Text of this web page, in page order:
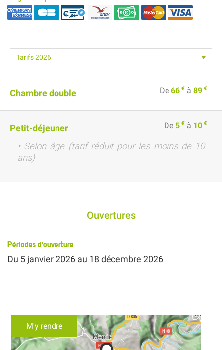
Chambre double De 66 € à 89 €
Petit-déjeuner De 5 € à 10 €
• Selon âge (tarif réduit pour les moins de 10
ans)
Ouvertures
Périodes d'ouverture
Du 5 janvier 2026 au 18 décembre 2026
M'y rendre